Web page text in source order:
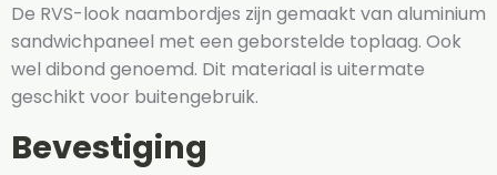
De RVS-look naambordjes zijn gemaakt van aluminium
sandwichpaneel met een geborstelde toplaag. Ook
wel dibond genoemd. Dit materiaal is uitermate
geschikt voor buitengebruik.
Bevestiging